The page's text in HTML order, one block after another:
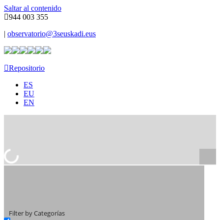
Saltar al contenido
944 003 355
| observatorio@3seuskadi.eus
Repositorio
ES
EU
EN
Filter by Categorías